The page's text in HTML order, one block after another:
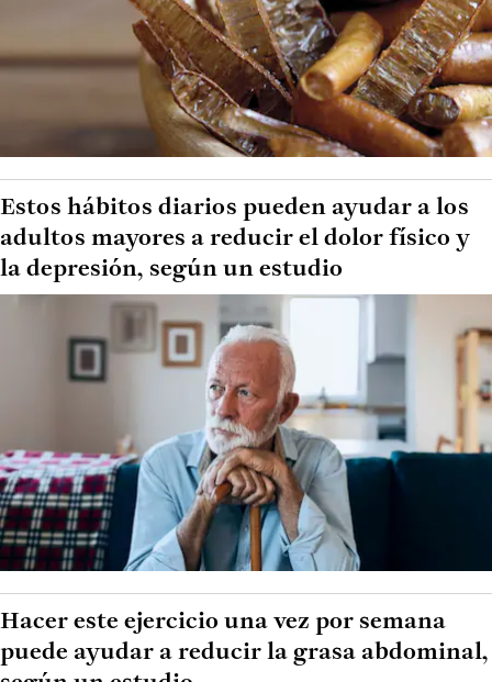
Estos hábitos diarios pueden ayudar a los
adultos mayores a reducir el dolor físico y
la depresión, según un estudio
Hacer este ejercicio una vez por semana
puede ayudar a reducir la grasa abdominal,